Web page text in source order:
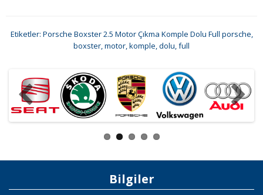
Etiketler: Porsche Boxster 2.5 Motor Çıkma Komple Dolu Full porsche
boxster motor komple dolu full
Bilgiler